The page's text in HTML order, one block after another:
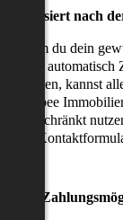
passiert nach
du dein
sofort automatisch
kannst
Flatbee